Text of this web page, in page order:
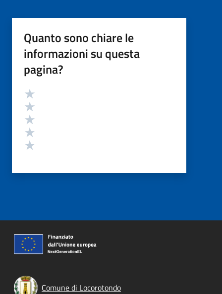
Quanto sono chiare le
informazioni su questa
pagina?
Valutazione
Comune di Locorotondo